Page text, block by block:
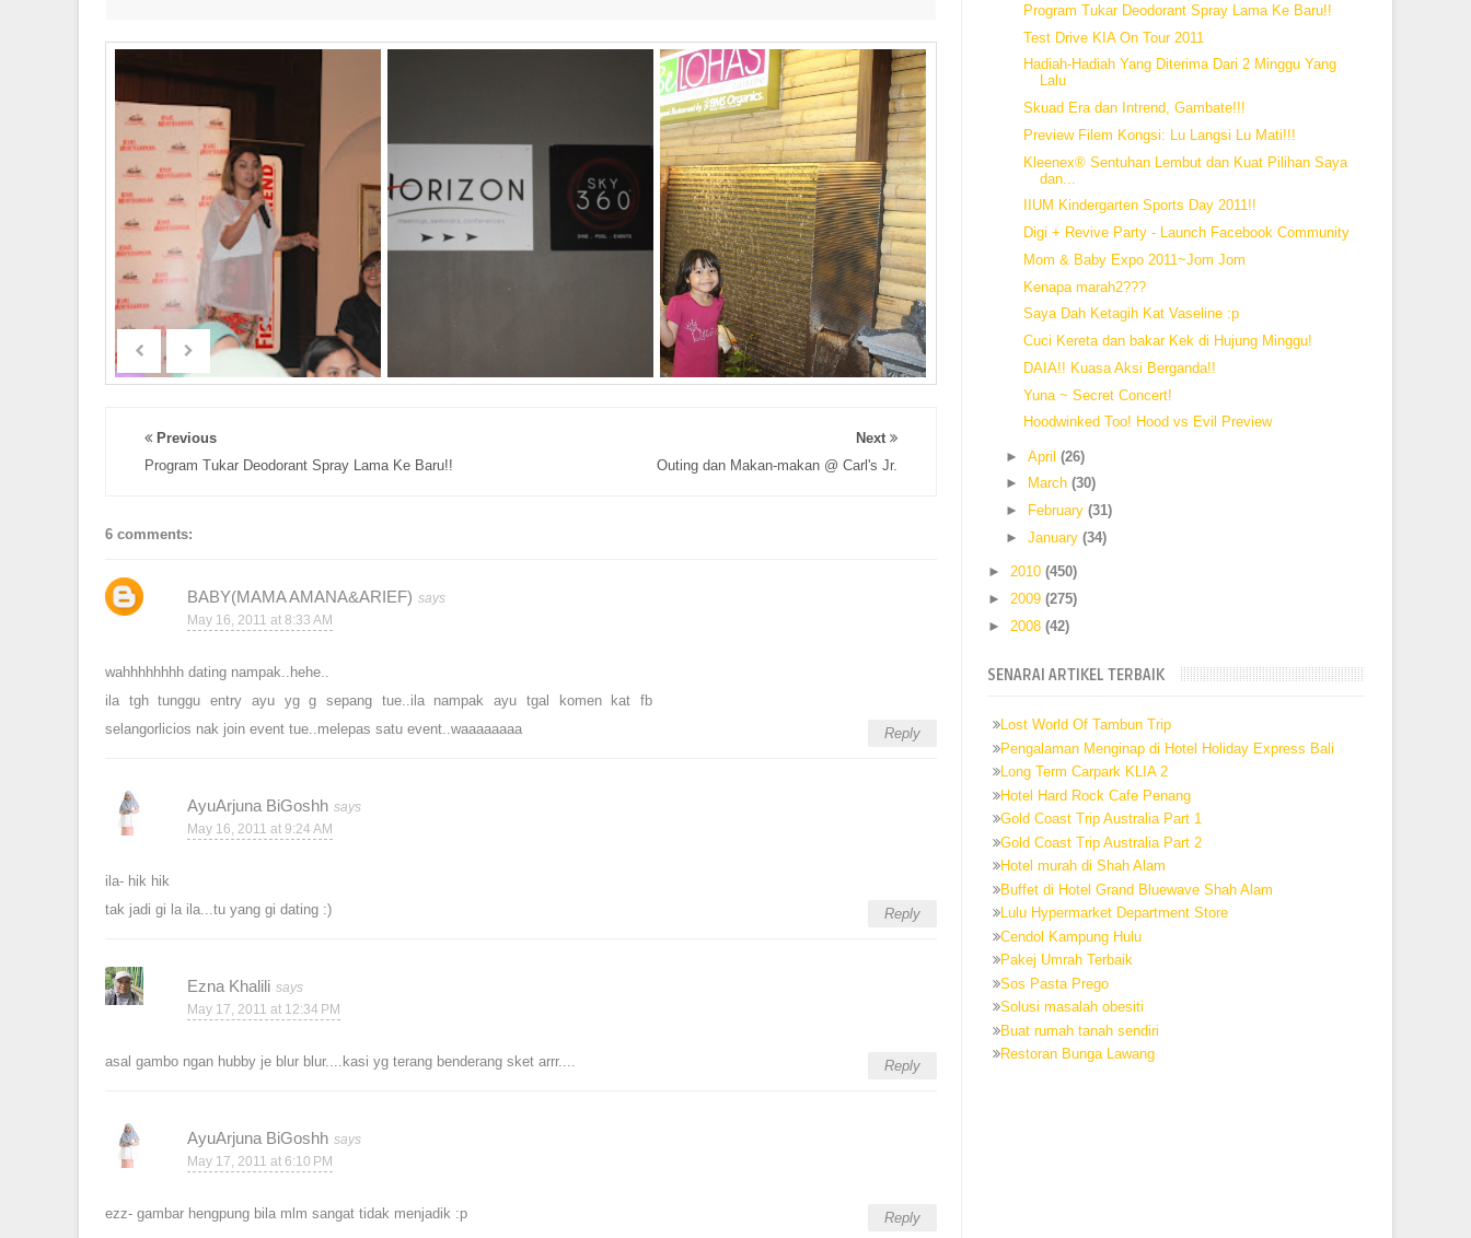
Next
Outing dan Makan-makan @ Carl's Jr.
Previous
Program Tukar Deodorant Spray Lama Ke Baru!!
6 comments:
BABY(MAMA AMANA&ARIEF)
May 16, 2011 at 8:33 AM
wahhhhhhhh dating nampak..hehe..
ila tgh tunggu entry ayu yg g sepang tue..ila nampak ayu tgal komen kat fb
selangorlicios nak join event tue..melepas satu event..waaaaaaaa
Reply
AyuArjuna BiGoshh
May 16, 2011 at 9:24 AM
ila- hik hik
tak jadi gi la ila...tu yang gi dating :)
Reply
Ezna Khalili
May 17, 2011 at 12:34 PM
asal gambo ngan hubby je blur blur....kasi yg terang benderang sket arrr.... Reply
AyuArjuna BiGoshh
May 17, 2011 at 6:10 PM
ezz- gambar hengpung bila mlm sangat tidak menjadik :p Reply
Program Tukar Deodorant Spray Lama Ke Baru!!
Test Drive KIA On Tour 2011
Hadiah-Hadiah Yang Diterima Dari 2 Minggu Yang
Lalu
Skuad Era dan Intrend, Gambate!!!
Preview Filem Kongsi: Lu Langsi Lu Mati!!!
Kleenex® Sentuhan Lembut dan Kuat Pilihan Saya
dan...
IIUM Kindergarten Sports Day 2011!!
Digi + Revive Party - Launch Facebook Community
Mom & Baby Expo 2011~Jom Jom
Kenapa marah2???
Saya Dah Ketagih Kat Vaseline :p
Cuci Kereta dan bakar Kek di Hujung Minggu!
DAIA!! Kuasa Aksi Berganda!!
Yuna ~ Secret Concert!
Hoodwinked Too! Hood vs Evil Preview
► April (26)
►
March (30)
►
February (31)
► January (34)
►2010(450)
► 2009(275)
► 2008(42)
SENARAI ARTIKEL TERBAIK
Lost World Of Tambun Trip
Pengalaman Menginap di Hotel Holiday Express Bali
Long Term Carpark KLIA 2
Hotel Hard Rock Cafe Penang
Gold Coast Trip Australia Part 1
Gold Coast Trip Australia Part 2
Hotel murah di Shah Alam
Buffet di Hotel Grand Bluewave Shah Alam
Lulu Hypermarket Department Store
Cendol Kampung Hulu
Pakej Umrah Terbaik
Sos Pasta Prego
Solusi masalah obesiti
Buat rumah tanah sendiri
Restoran Bunga Lawang